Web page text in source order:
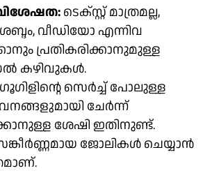
ടെക്സ്റ്റ് മാത്രമല്ല,
വീഡിയോ എന്നിവ
പ്രതികരിക്കാനുമുള്ള
കഴിവുകൾ.
ഗൂഗിളിൻ്റെ സെർച്ച് പോലുള്ള
ചേർന്ന്
ശേഷി ഇതിനുണ്ട്.
ജോലികൾ ചെയ്യാൻ